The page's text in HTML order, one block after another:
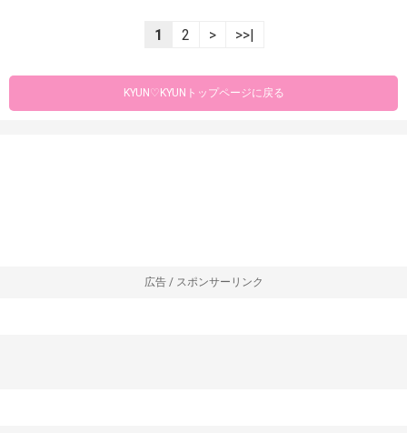
1 2 > >>|
KYUN♡KYUNトップページに戻る
広告 / スポンサーリンク